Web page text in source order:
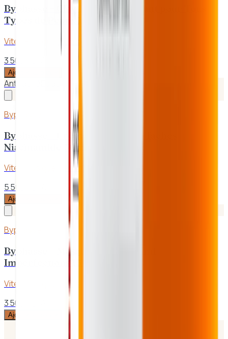
Byphasse – Clay Masque Purifiant pour Tous
Types de Peaux 150ml
Vite ! Plus que 5
3 500 F CFA
Ajouter au panier
Anti-acné
Byphasse
Byphasse – Crème Visage Anti-Taches
Niacinamide 50ml
Vite ! Plus que
en stock
5 500 F CFA
Ajouter au panier
Byphasse
Byphasse – Masque à l’Argile Anti –
Imperfections 150ml
Vite ! Plus que
en stock
3 500 F CFA
Ajouter au panier